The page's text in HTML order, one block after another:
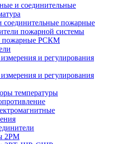
и соединительные
соединительные пожарные
пожарной системы
пожарные РСКМ
и регулирования
и регулирования
температуры
2РМ